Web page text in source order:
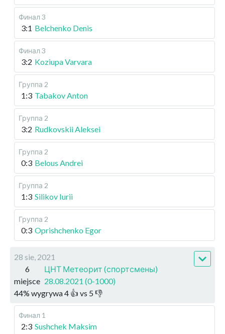
Финал 3
3:1 Belchenko Denis
Финал 3
3:2 Koziupa Varvara
Группа 2
1:3 Tabakov Anton
Группа 2
3:2 Rudkovskii Aleksei
Группа 2
0:3 Belous Andrei
Группа 2
1:3 Silikov Iurii
Группа 2
0:3 Oprishchenko Egor
28 sie, 2021
6
miejsce
ЦНТ Метеорит (спортсмены)
28.08.2021 (0-1000)
44% wygrywa4 👍 vs 5 👎
Финал 1
2:3 Sushchek Maksim